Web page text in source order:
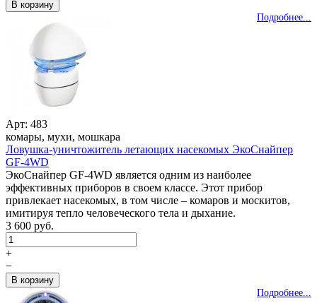
Подробнее...
Арт: 483
комары, мухи, мошкара
Ловушка-уничтожитель летающих насекомых ЭкоСнайпер
GF-4WD
ЭкоСнайпер GF-4WD является одним из наиболее
эффективных приборов в своем классе. Этот прибор
привлекает насекомых, в том числе – комаров и москитов,
имитируя тепло человеческого тела и дыхание.
3 600 руб.
+
−
Подробнее...